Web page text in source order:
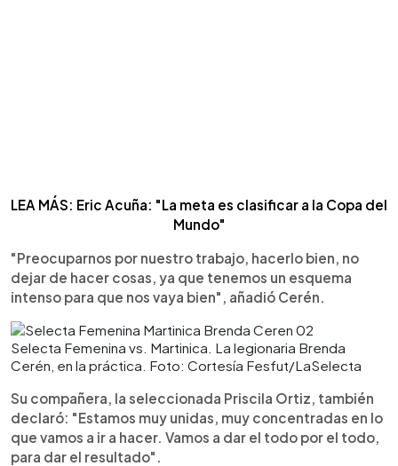
LEA MÁS: Eric Acuña: "La meta es clasificar a la Copa del
Mundo"
"Preocuparnos por nuestro trabajo, hacerlo bien, no
dejar de hacer cosas, ya que tenemos un esquema
intenso para que nos vaya bien", añadió Cerén.
Selecta Femenina vs. Martinica. La legionaria Brenda
Cerén, en la práctica. Foto: Cortesía Fesfut/LaSelecta
Su compañera, la seleccionada Priscila Ortiz, también
declaró: "Estamos muy unidas, muy concentradas en lo
que vamos a ir a hacer. Vamos a dar el todo por el todo,
para dar el resultado".